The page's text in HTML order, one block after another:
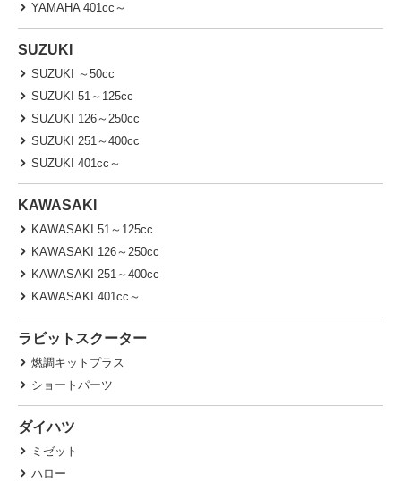
YAMAHA 401cc～
SUZUKI
SUZUKI ～50cc
SUZUKI 51～125cc
SUZUKI 126～250cc
SUZUKI 251～400cc
SUZUKI 401cc～
KAWASAKI
KAWASAKI 51～125cc
KAWASAKI 126～250cc
KAWASAKI 251～400cc
KAWASAKI 401cc～
ラビットスクーター
燃調キットプラス
ショートパーツ
ダイハツ
ミゼット
ハロー